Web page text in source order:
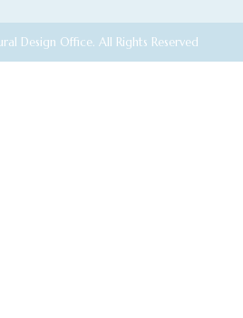
Design Office. All Rights Reserved